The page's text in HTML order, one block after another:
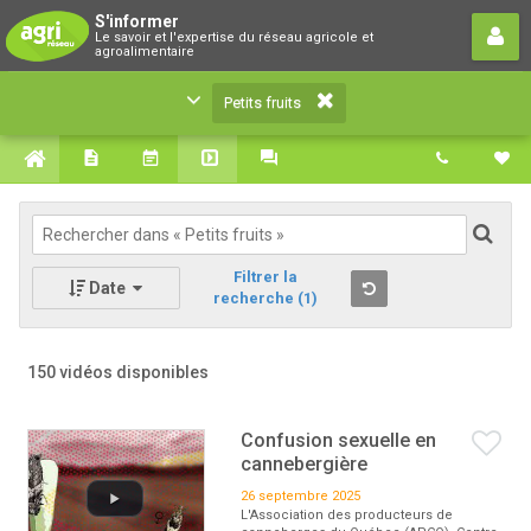
S'informer
Le savoir et l'expertise du réseau agricole et
agroalimentaire
Le savoir et l'expertise du réseau agricole et
agroalimentaire
Petits fruits
Date
Filtrer la
recherche (1)
150 vidéos disponibles
Confusion sexuelle en
cannebergière
26 septembre 2025
L'Association des producteurs de